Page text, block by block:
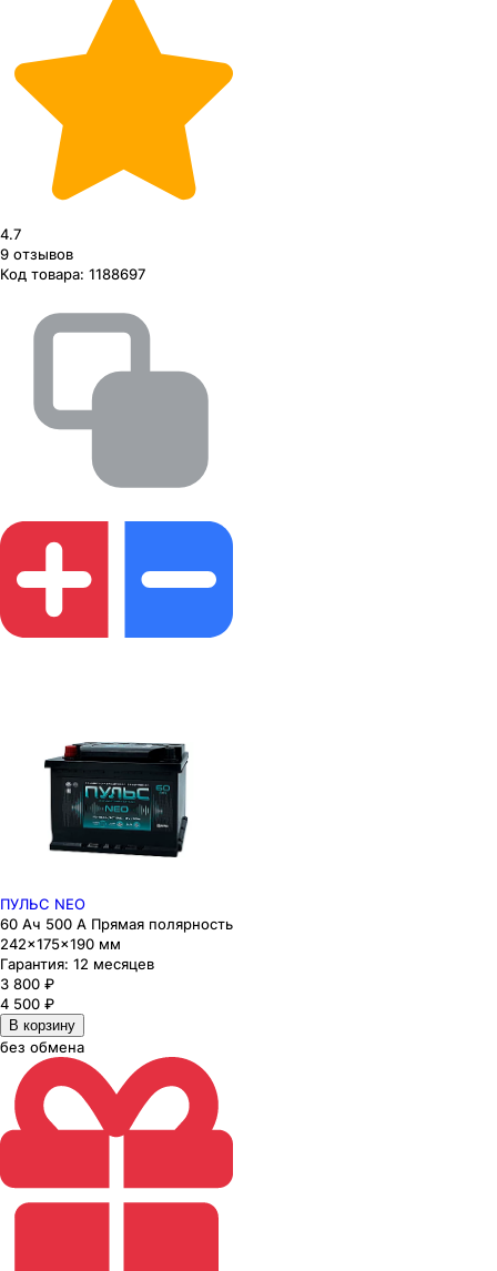
4.7
9 отзывов
Код товара: 1188697
ПУЛЬС NEO
60 Ач 500 А Прямая полярность
242×175×190 мм
Гарантия: 12 месяцев
3 800 ₽
4 500 ₽
В корзину
без обмена